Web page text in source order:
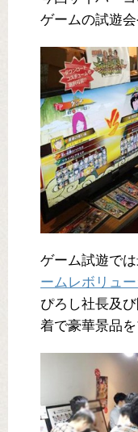
ゲームの試遊
ゲーム試遊では
ームレボリュ
ぴろし社長及
着で豪華景品を